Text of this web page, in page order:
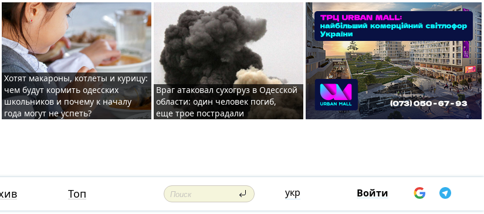
Хотят макароны, котлеты и курицу:
чем будут кормить одесских
школьников и почему к началу
года могут не успеть?
Враг атаковал сухогруз в Одесской
области: один человек погиб,
еще трое пострадали
Топ укр Войти